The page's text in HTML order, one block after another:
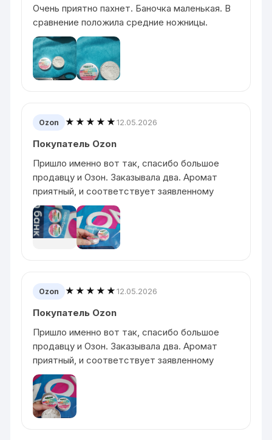
Очень приятно пахнет. Баночка маленькая. В
сравнение положила средние ножницы.
Ozon ★★★★★12.05.2026
Покупатель Ozon
Пришло именно вот так, спасибо большое
продавцу и Озон. Заказывала два. Аромат
приятный, и соответствует заявленному
Ozon ★★★★★12.05.2026
Покупатель Ozon
Пришло именно вот так, спасибо большое
продавцу и Озон. Заказывала два. Аромат
приятный, и соответствует заявленному